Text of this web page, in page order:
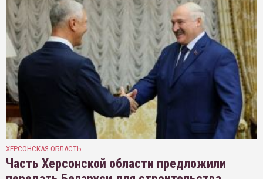
ХЕРСОНСКАЯ ОБЛАСТЬ
Часть Херсонской области предложили